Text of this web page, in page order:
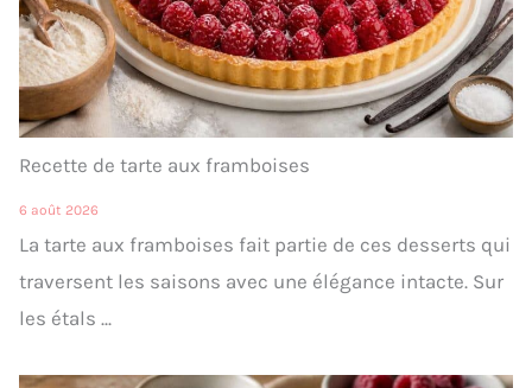
Recette de tarte aux framboises
6 août 2026
La tarte aux framboises fait partie de ces desserts qui
traversent les saisons avec une élégance intacte. Sur
les étals ...